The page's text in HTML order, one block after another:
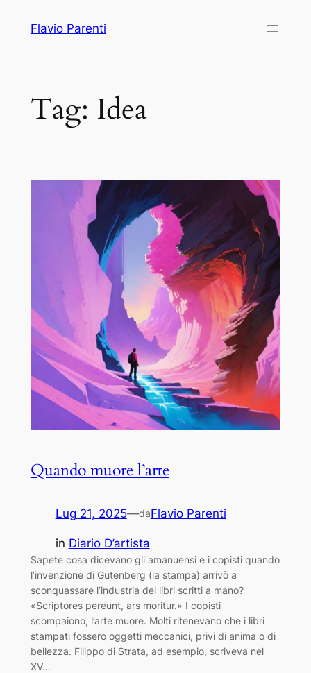
Flavio Parenti
Tag: Idea
Quando muore l’arte
Lug 21, 2025—daFlavio Parenti
in Diario D’artista
Sapete cosa dicevano gli amanuensi e i copisti quando
l’invenzione di Gutenberg (la stampa) arrivò a
sconquassare l’industria dei libri scritti a mano?
«Scriptores pereunt, ars moritur.» I copisti
scompaiono, l’arte muore. Molti ritenevano che i libri
stampati fossero oggetti meccanici, privi di anima o di
bellezza. Filippo di Strata, ad esempio, scriveva nel
XV…